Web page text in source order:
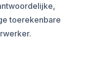
toerekenbare